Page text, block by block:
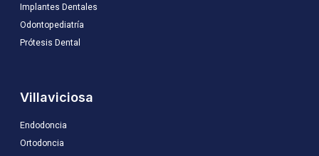
Implantes Dentales
Odontopediatría
Prótesis Dental
Villaviciosa
Endodoncia
Ortodoncia